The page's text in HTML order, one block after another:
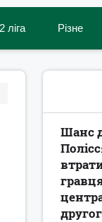
2 ліга Різне
Шанс